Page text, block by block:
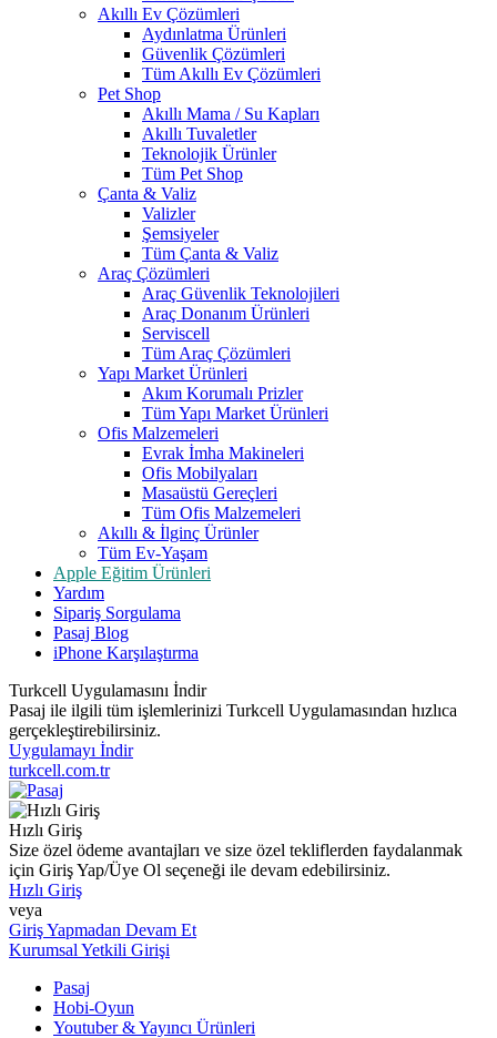
Akıllı Ev Çözümleri
Aydınlatma Ürünleri
Güvenlik Çözümleri
Tüm Akıllı Ev Çözümleri
Pet Shop
Akıllı Mama / Su Kapları
Akıllı Tuvaletler
Teknolojik Ürünler
Tüm Pet Shop
Çanta & Valiz
Valizler
Şemsiyeler
Tüm Çanta & Valiz
Araç Çözümleri
Araç Güvenlik Teknolojileri
Araç Donanım Ürünleri
Serviscell
Tüm Araç Çözümleri
Yapı Market Ürünleri
Akım Korumalı Prizler
Tüm Yapı Market Ürünleri
Ofis Malzemeleri
Evrak İmha Makineleri
Ofis Mobilyaları
Masaüstü Gereçleri
Tüm Ofis Malzemeleri
Akıllı & İlginç Ürünler
Tüm Ev-Yaşam
Apple Eğitim Ürünleri
Yardım
Sipariş Sorgulama
Pasaj Blog
iPhone Karşılaştırma
Turkcell Uygulamasını İndir
Pasaj ile ilgili tüm işlemlerinizi Turkcell Uygulamasından hızlıca
gerçekleştirebilirsiniz.
Uygulamayı İndir
turkcell.com.tr
Hızlı Giriş
Size özel ödeme avantajları ve size özel tekliflerden faydalanmak
için Giriş Yap/Üye Ol seçeneği ile devam edebilirsiniz.
Hızlı Giriş
veya
Giriş Yapmadan Devam Et
Kurumsal Yetkili Girişi
Pasaj
Hobi-Oyun
Youtuber & Yayıncı Ürünleri